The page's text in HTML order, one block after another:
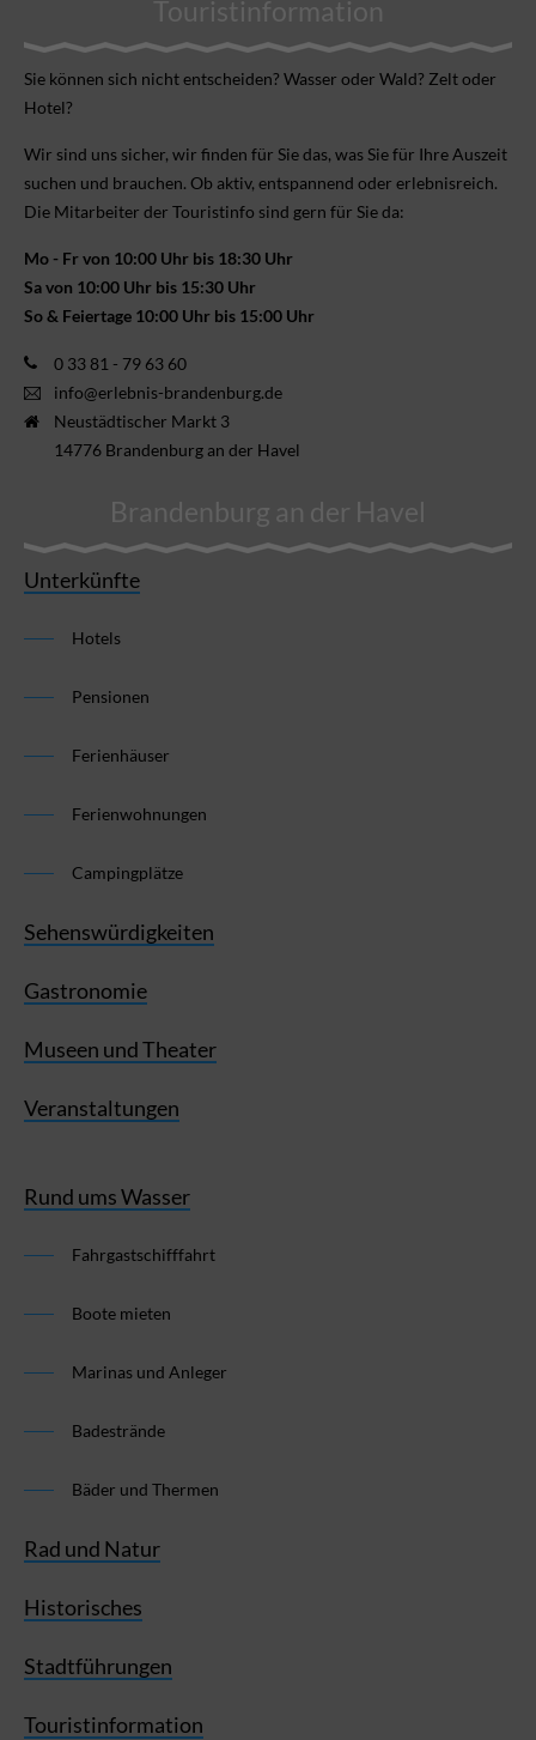
Touristinformation
Sie können sich nicht ent­scheiden? Wasser oder Wald? Zelt oder
Hotel?
Wir sind uns sicher, wir finden für Sie das, was Sie für Ihre Aus­zeit
suchen und brauchen. Ob aktiv, ent­spannend oder erlebnis­reich.
Die Mitarbeiter der Touristinfo sind gern für Sie da:
Mo - Fr von 10:00 Uhr bis 18:30 Uhr
Sa von 10:00 Uhr bis 15:30 Uhr
So & Feiertage 10:00 Uhr bis 15:00 Uhr
0 33 81 - 79 63 60
info@erlebnis-brandenburg.de
Neustädtischer Markt 3
14776 Brandenburg an der Havel
Brandenburg an der Havel
Unterkünfte
Hotels
Pensionen
Ferienhäuser
Ferienwohnungen
Campingplätze
Sehenswürdigkeiten
Gastronomie
Museen und Theater
Veranstaltungen
Rund ums Wasser
Fahrgastschifffahrt
Boote mieten
Marinas und Anleger
Badestrände
Bäder und Thermen
Rad und Natur
Historisches
Stadtführungen
Touristinformation